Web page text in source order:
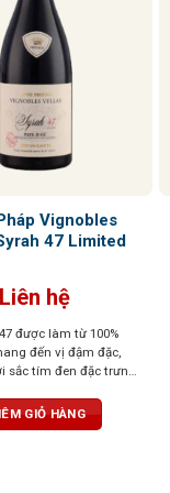
Vignobles
47 Limited
Liên hệ
được làm từ 100%
đến vị đậm đặc,
sắc tím đen đặc trưng.
xôi, anh đào. Sau
sắc nét hơn của gỗ
GIỎ HÀNG